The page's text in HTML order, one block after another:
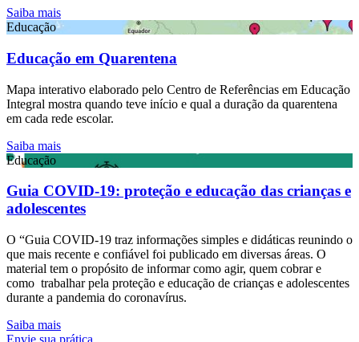
Saiba mais
Educação
Educação em Quarentena
Mapa interativo elaborado pelo Centro de Referências em Educação
Integral mostra quando teve início e qual a duração da quarentena
em cada rede escolar.
Saiba mais
Educação
Guia COVID-19: proteção e educação das crianças e
adolescentes
O “Guia COVID-19 traz informações simples e didáticas reunindo o
que mais recente e confiável foi publicado em diversas áreas. O
material tem o propósito de informar como agir, quem cobrar e
como trabalhar pela proteção e educação de crianças e adolescentes
durante a pandemia do coronavírus.
Saiba mais
Envie sua prática